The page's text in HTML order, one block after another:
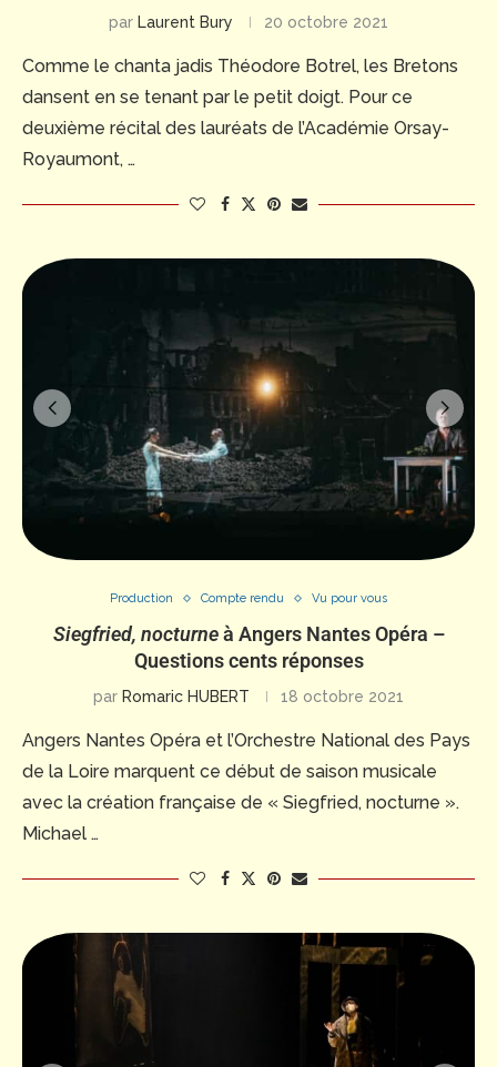
par Laurent Bury 20 octobre 2021
Comme le chanta jadis Théodore Botrel, les Bretons
dansent en se tenant par le petit doigt. Pour ce
deuxième récital des lauréats de l’Académie Orsay-
Royaumont, …
Production Compte rendu Vu pour vous
Siegfried, nocturneà Angers Nantes Opéra –
Questions cents réponses
par Romaric HUBERT 18 octobre 2021
Angers Nantes Opéra et l’Orchestre National des Pays
de la Loire marquent ce début de saison musicale
avec la création française de « Siegfried, nocturne ».
Michael …